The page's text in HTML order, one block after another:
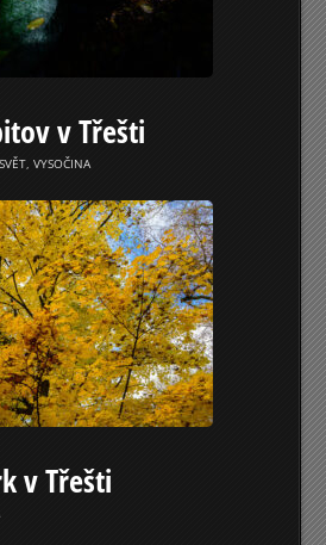
v Třešti
, VYSOČINA
v Třešti